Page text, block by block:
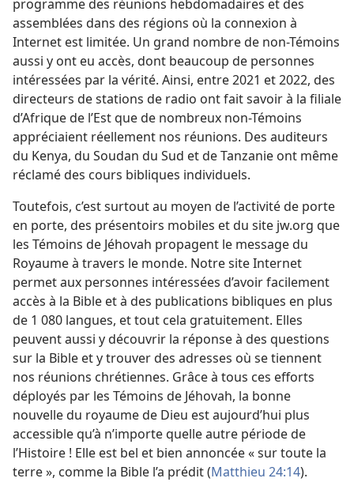
programme des réunions hebdomadaires et des
assemblées dans des régions où la connexion à
Internet est limitée. Un grand nombre de non-Témoins
aussi y ont eu accès, dont beaucoup de personnes
intéressées par la vérité. Ainsi, entre 2021 et 2022, des
directeurs de stations de radio ont fait savoir à la filiale
d’Afrique de l’Est que de nombreux non-Témoins
appréciaient réellement nos réunions. Des auditeurs
du Kenya, du Soudan du Sud et de Tanzanie ont même
réclamé des cours bibliques individuels.
Toutefois, c’est surtout au moyen de l’activité de porte
en porte, des présentoirs mobiles et du site jw.org que
les Témoins de Jéhovah propagent le message du
Royaume à travers le monde. Notre site Internet
permet aux personnes intéressées d’avoir facilement
accès à la Bible et à des publications bibliques en plus
de 1 080 langues, et tout cela gratuitement. Elles
peuvent aussi y découvrir la réponse à des questions
sur la Bible et y trouver des adresses où se tiennent
nos réunions chrétiennes. Grâce à tous ces efforts
déployés par les Témoins de Jéhovah, la bonne
nouvelle du royaume de Dieu est aujourd’hui plus
accessible qu’à n’importe quelle autre période de
l’Histoire ! Elle est bel et bien annoncée « sur toute la
terre », comme la Bible l’a prédit (Matthieu 24:14).